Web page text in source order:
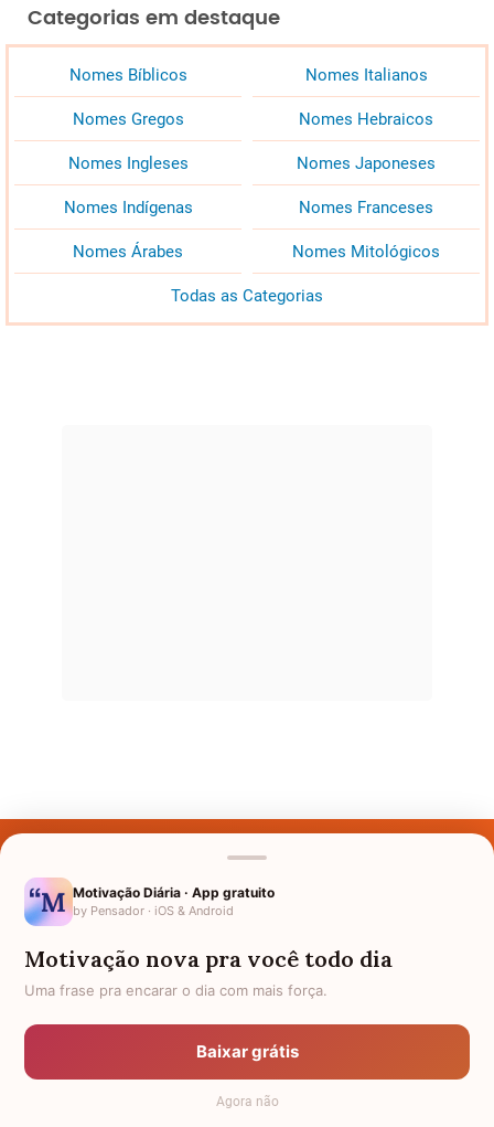
Categorias em destaque
Nomes Bíblicos Nomes Italianos
Nomes Gregos Nomes Hebraicos
Nomes Ingleses Nomes Japoneses
Nomes Indígenas Nomes Franceses
Nomes Árabes Nomes Mitológicos
Todas as Categorias
Nomes pelo Mundo
Política de Privacidade
Anuncie
Termos de Uso
Motivação Diária · App gratuito
by Pensador · iOS & Android
Motivação nova pra você todo dia
Uma frase pra encarar o dia com mais força.
Baixar grátis
Agora não